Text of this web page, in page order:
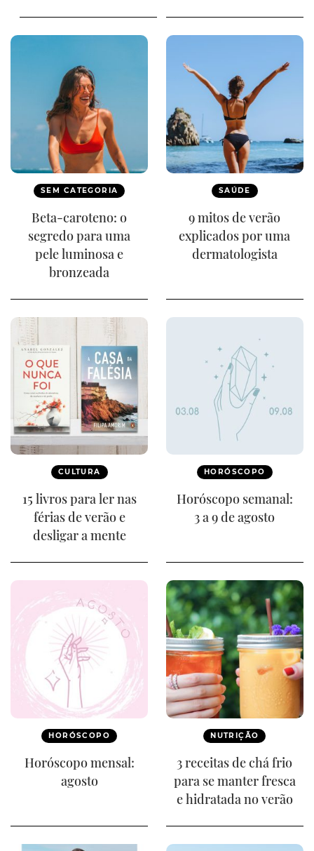
SEM CATEGORIA
Beta-caroteno: o
segredo para uma
pele luminosa e
bronzeada
SAÚDE
9 mitos de verão
explicados por uma
dermatologista
CULTURA
15 livros para ler nas
férias de verão e
desligar a mente
HORÓSCOPO
Horóscopo semanal:
3 a 9 de agosto
HORÓSCOPO
Horóscopo mensal:
agosto
NUTRIÇÃO
3 receitas de chá frio
para se manter fresca
e hidratada no verão